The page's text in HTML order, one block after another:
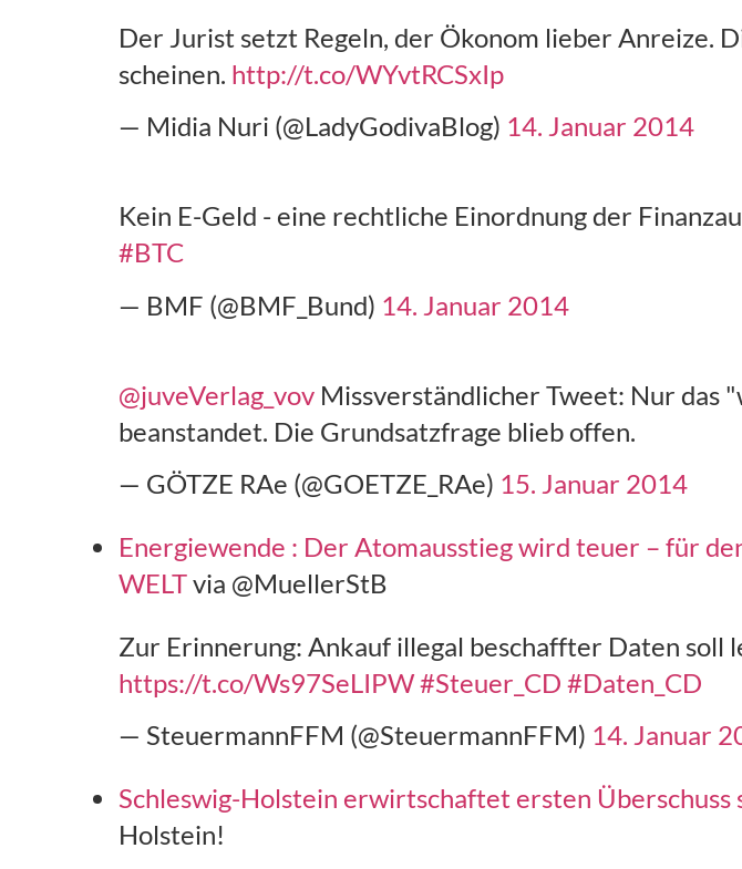
Der Jurist setzt Regeln, der Ökonom lieber Anreize.
scheinen. http://t.co/WYvtRCSxIp
— Midia Nuri (@LadyGodivaBlog) 14. Januar 2014
Kein E-Geld - eine rechtliche Einordnung der
#BTC
— BMF (@BMF_Bund) 14. Januar 2014
@juveVerlag_vov Missverständlicher Tweet: Nur das
beanstandet. Die Grundsatzfrage blieb offen.
— GÖTZE RAe (@GOETZE_RAe) 15. Januar 2014
Energiewende : Der Atomausstieg wird teuer – für
WELTvia @MuellerStB
Zur Erinnerung: Ankauf illegal beschaffter Daten soll
https://t.co/Ws97SeLIPW#Steuer_CD #Daten_CD
— SteuermannFFM (@SteuermannFFM) 14. Januar
Schleswig-Holstein erwirtschaftet ersten Überschuss
Holstein!